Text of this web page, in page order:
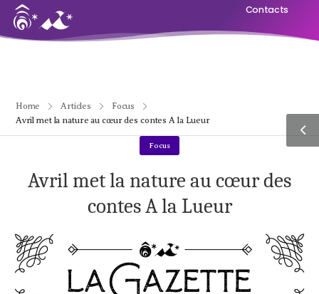
Contacts
Home Articles
Focus
Avril met la nature au cœur des contes A la Lueur
Focus
Avril met la nature au cœur des
contes A la Lueur